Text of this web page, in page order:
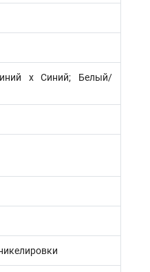
х Синий; Белый/